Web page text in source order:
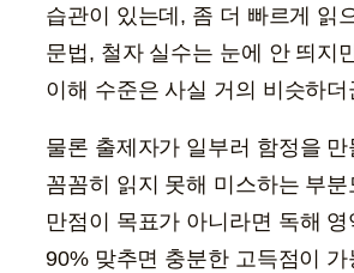
습관이 있는데, 좀 더 빠르게 읽
문법, 철자 실수는 눈에 안 띄지
이해 수준은 사실 거의 비슷하더
물론 출제자가 일부러 함정을 만
꼼꼼히 읽지 못해 미스하는 부
만점이 목표가 아니라면 독해 영
90% 맞추면 충분한 고득점이 가